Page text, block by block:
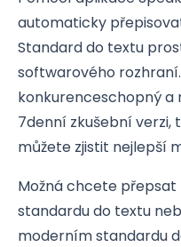
automaticky
Standard do textu
softwarového
konkurenceschopný
7denní zkušební verzi,
můžete zjistit nejlepší
Možná chcete
standardu do textu
moderním standardu